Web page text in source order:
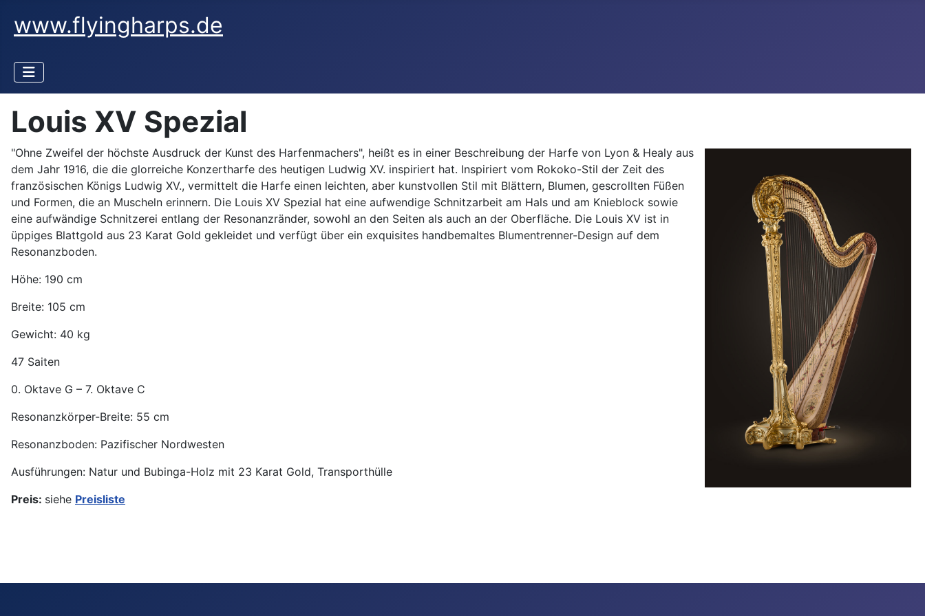
www.flyingharps.de
Louis XV Spezial
"Ohne Zweifel der höchste Ausdruck der Kunst des Harfenmachers", heißt es in einer Beschreibung der Harfe von Lyon & Healy aus
dem Jahr 1916, die die glorreiche Konzertharfe des heutigen Ludwig XV. inspiriert hat. Inspiriert vom Rokoko-Stil der Zeit des
französischen Königs Ludwig XV., vermittelt die Harfe einen leichten, aber kunstvollen Stil mit Blättern, Blumen, gescrollten Füßen
und Formen, die an Muscheln erinnern. Die Louis XV Spezial hat eine aufwendige Schnitzarbeit am Hals und am Knieblock sowie
eine aufwändige Schnitzerei entlang der Resonanzränder, sowohl an den Seiten als auch an der Oberfläche. Die Louis XV ist in
üppiges Blattgold aus 23 Karat Gold gekleidet und verfügt über ein exquisites handbemaltes Blumentrenner-Design auf dem
Resonanzboden.
Höhe: 190 cm
Breite: 105 cm
Gewicht: 40 kg
47 Saiten
0. Oktave G – 7. Oktave C
Resonanzkörper-Breite: 55 cm
Resonanzboden: Pazifischer Nordwesten
Ausführungen: Natur und Bubinga-Holz mit 23 Karat Gold, Transporthülle
Preis: siehe Preisliste